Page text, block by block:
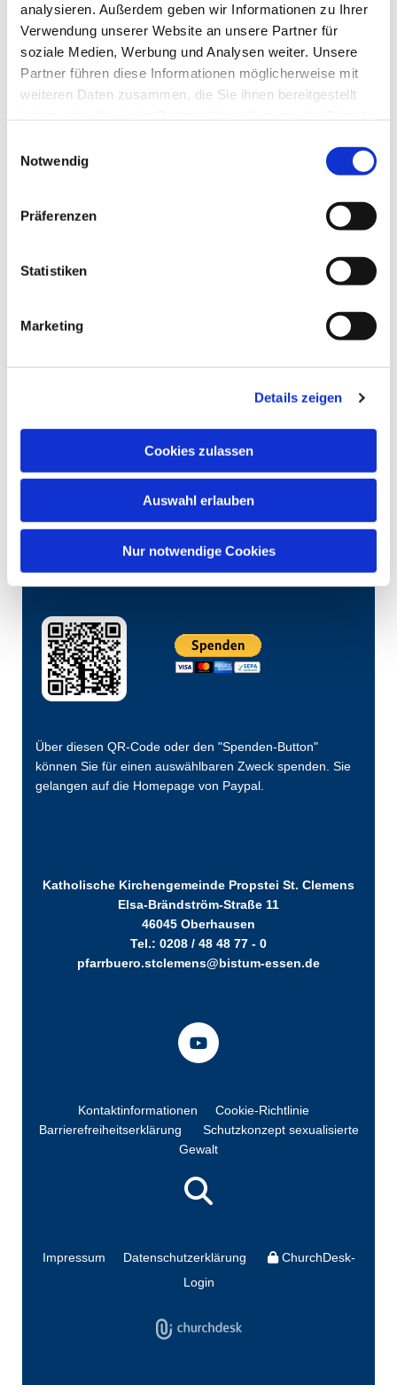
analysieren. Außerdem geben wir Informationen zu Ihrer
Verwendung unserer Website an unsere Partner für
soziale Medien, Werbung und Analysen weiter. Unsere
Partner führen diese Informationen möglicherweise mit
weiteren Daten zusammen, die Sie ihnen bereitgestellt
Notwendig
Präferenzen
Statistiken
Marketing
Details zeigen
Cookies zulassen
Auswahl erlauben
Nur notwendige Cookies
Dies könnte Sie auch
interessieren
Über diesen QR-Code oder den "Spenden-Button"
können Sie für einen auswählbaren Zweck spenden. Sie
gelangen auf die Homepage von Paypal.
Katholische Kirchengemeinde Propstei St. Clemens
Elsa-Brändström-Straße 11
46045 Oberhausen
Tel.: 0208 / 48 48 77 - 0
pfarrbuero.stclemens@bistum-essen.de
Kontaktinformationen
Cookie-Richtlinie
Barrierefreiheitserklärung
Schutzkonzept sexualisierte
Gewalt
Impressum Datenschutzerklärung
ChurchDesk-
Login